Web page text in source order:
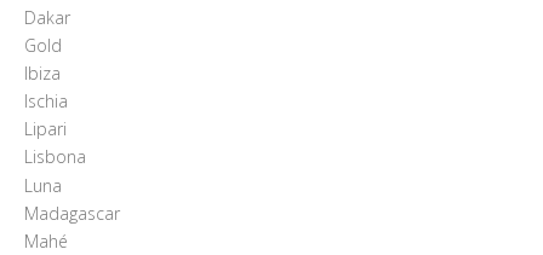
Dakar
Gold
Ibiza
Ischia
Lipari
Lisbona
Luna
Madagascar
Mahé